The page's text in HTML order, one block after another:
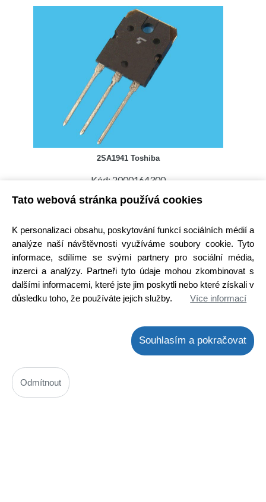
Tato webová stránka používá cookies
K personalizaci obsahu, poskytování funkcí sociálních médií a
analýze naší návštěvnosti využíváme soubory cookie. Tyto
informace, sdílíme se svými partnery pro sociální média,
inzerci a analýzy. Partneři tyto údaje mohou zkombinovat s
dalšími informacemi, které jste jim poskytli nebo které získali v
důsledku toho, že používáte jejich služby.
Více informací
Souhlasím a pokračovat
Odmítnout
2SA1941 Toshiba
Kód: 2000164300
Cena bez DPH: 75,02 Kč
Cena s DPH: 90,77 Kč
Skladem na prodejně
Detail
DOPRODEJ